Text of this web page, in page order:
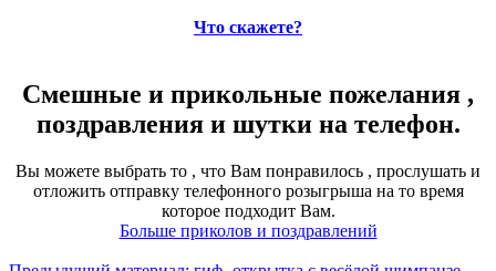
Что скажете?
Смешные и прикольные пожелания ,
поздравления и шутки на телефон.
Вы можете выбрать то , что Вам понравилось , прослушать и
отложить отправку телефонного розыгрыша на то время
которое подходит Вам.
Больше приколов и поздравлений